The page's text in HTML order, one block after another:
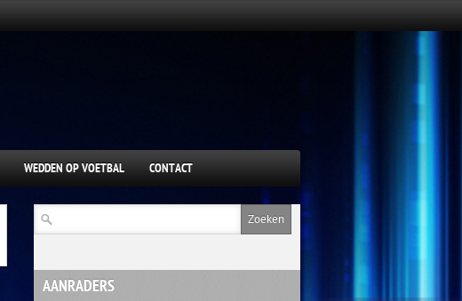
WEDDEN OP VOETBAL CONTACT
AANRADERS